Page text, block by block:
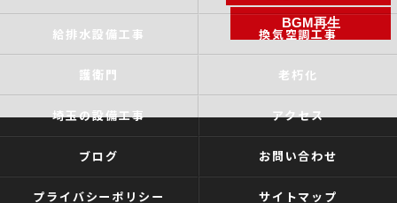
BGM再生
給排水設備工事 換気空調工事
護衛門 老朽化
埼玉の設備工事 アクセス
ブログ お問い合わせ
プライバシーポリシー サイトマップ